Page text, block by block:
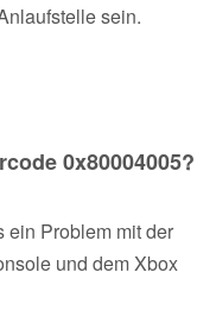
sein.
0x80004005?
ein Problem mit der
und dem Xbox